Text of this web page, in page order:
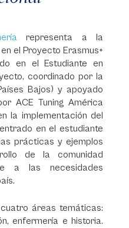
representa a la
en el Proyecto Erasmus+
en el Estudiante en
coordinado por la
Bajos) y apoyado
ACE Tuning América
la implementación del
en el estudiante
prácticas y ejemplos
de la comunidad
a las necesidades
áreas temáticas:
enfermería e historia.